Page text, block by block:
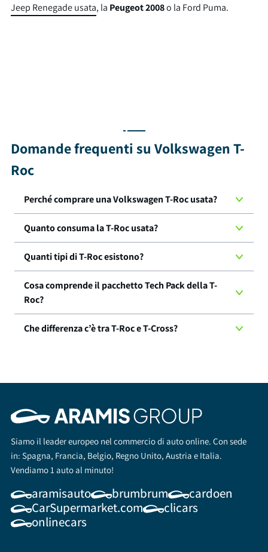
Jeep Renegade usata, la Peugeot 2008o la Ford Puma.
Domande frequenti su Volkswagen T-
Roc
Perché comprare una Volkswagen T-Roc usata?
Quanto consuma la T-Roc usata?
Quanti tipi di T-Roc esistono?
Cosa comprende il pacchetto Tech Pack della T-
Roc?
Che differenza c’è tra T-Roc e T-Cross?
Siamo il leader europeo nel commercio di auto online. Con sede
in: Spagna, Francia, Belgio, Regno Unito, Austria e Italia.
Vendiamo 1 auto al minuto!
aramisauto brumbrum
cardoen
CarSupermarket.com
clicars
onlinecars